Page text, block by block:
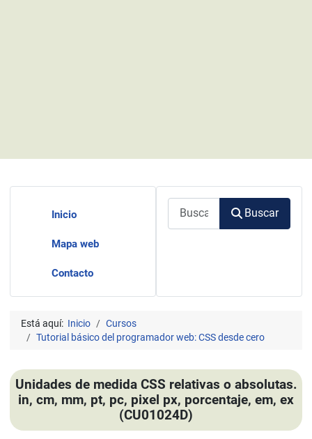
Inicio
Mapa web
Contacto
Buscar
Está aquí: Inicio
Cursos
Tutorial básico del programador web: CSS desde cero
Unidades de medida CSS relativas o absolutas.
in, cm, mm, pt, pc, pixel px, porcentaje, em, ex
(CU01024D)